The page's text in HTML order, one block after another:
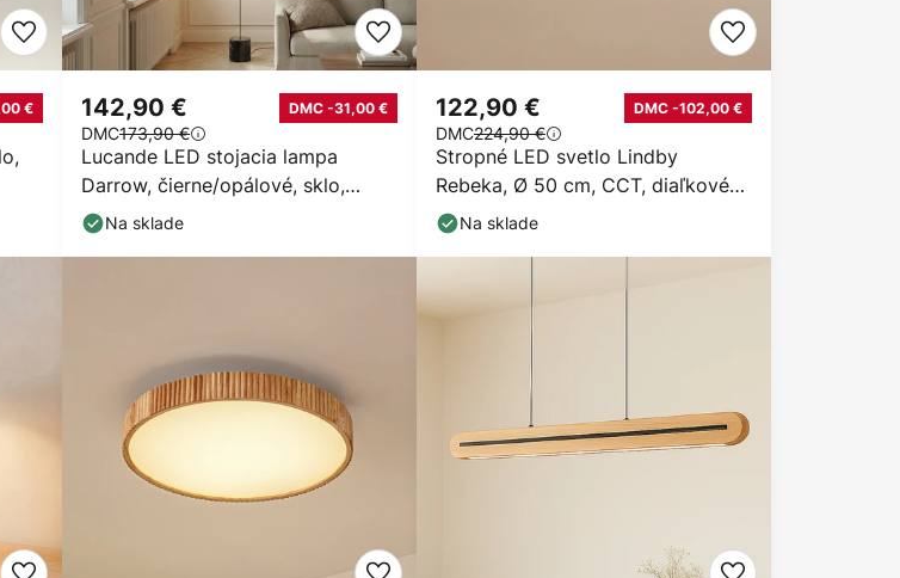
€
Lucande LED stojacia lampa
Darrow, čierne/opálové, sklo,
stmievateľné
142,90 € DMC -31,00 €
DMC173,90 €
Na sklade
Stropné LED svetlo Lindby
Rebeka, Ø 50 cm, CCT, diaľkové
ovládanie
122,90 € DMC -102,00 €
DMC224,90 €
Na sklade